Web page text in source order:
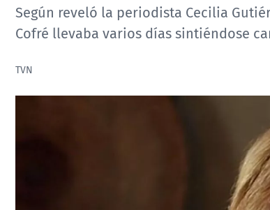
Según reveló la periodista Cecilia
Cofré llevaba varios días sintiéndose
TVN